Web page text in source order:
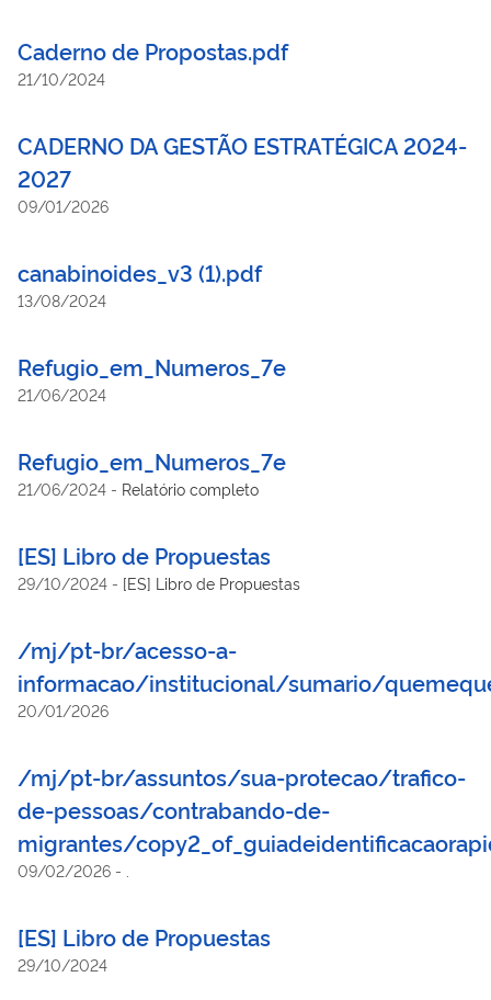
Caderno de Propostas.pdf
21/10/2024
CADERNO DA GESTÃO ESTRATÉGICA 2024-
2027
09/01/2026
canabinoides_v3 (1).pdf
13/08/2024
Refugio_em_Numeros_7e
21/06/2024
Refugio_em_Numeros_7e
21/06/2024 - Relatório completo
[ES] Libro de Propuestas
29/10/2024 - [ES] Libro de Propuestas
/mj/pt-br/acesso-a-
informacao/institucional/sumario/
20/01/2026
/mj/pt-br/assuntos/sua-protecao/trafico-
de-pessoas/contrabando-de-
migrantes/
09/02/2026 -
[ES] Libro de Propuestas
29/10/2024